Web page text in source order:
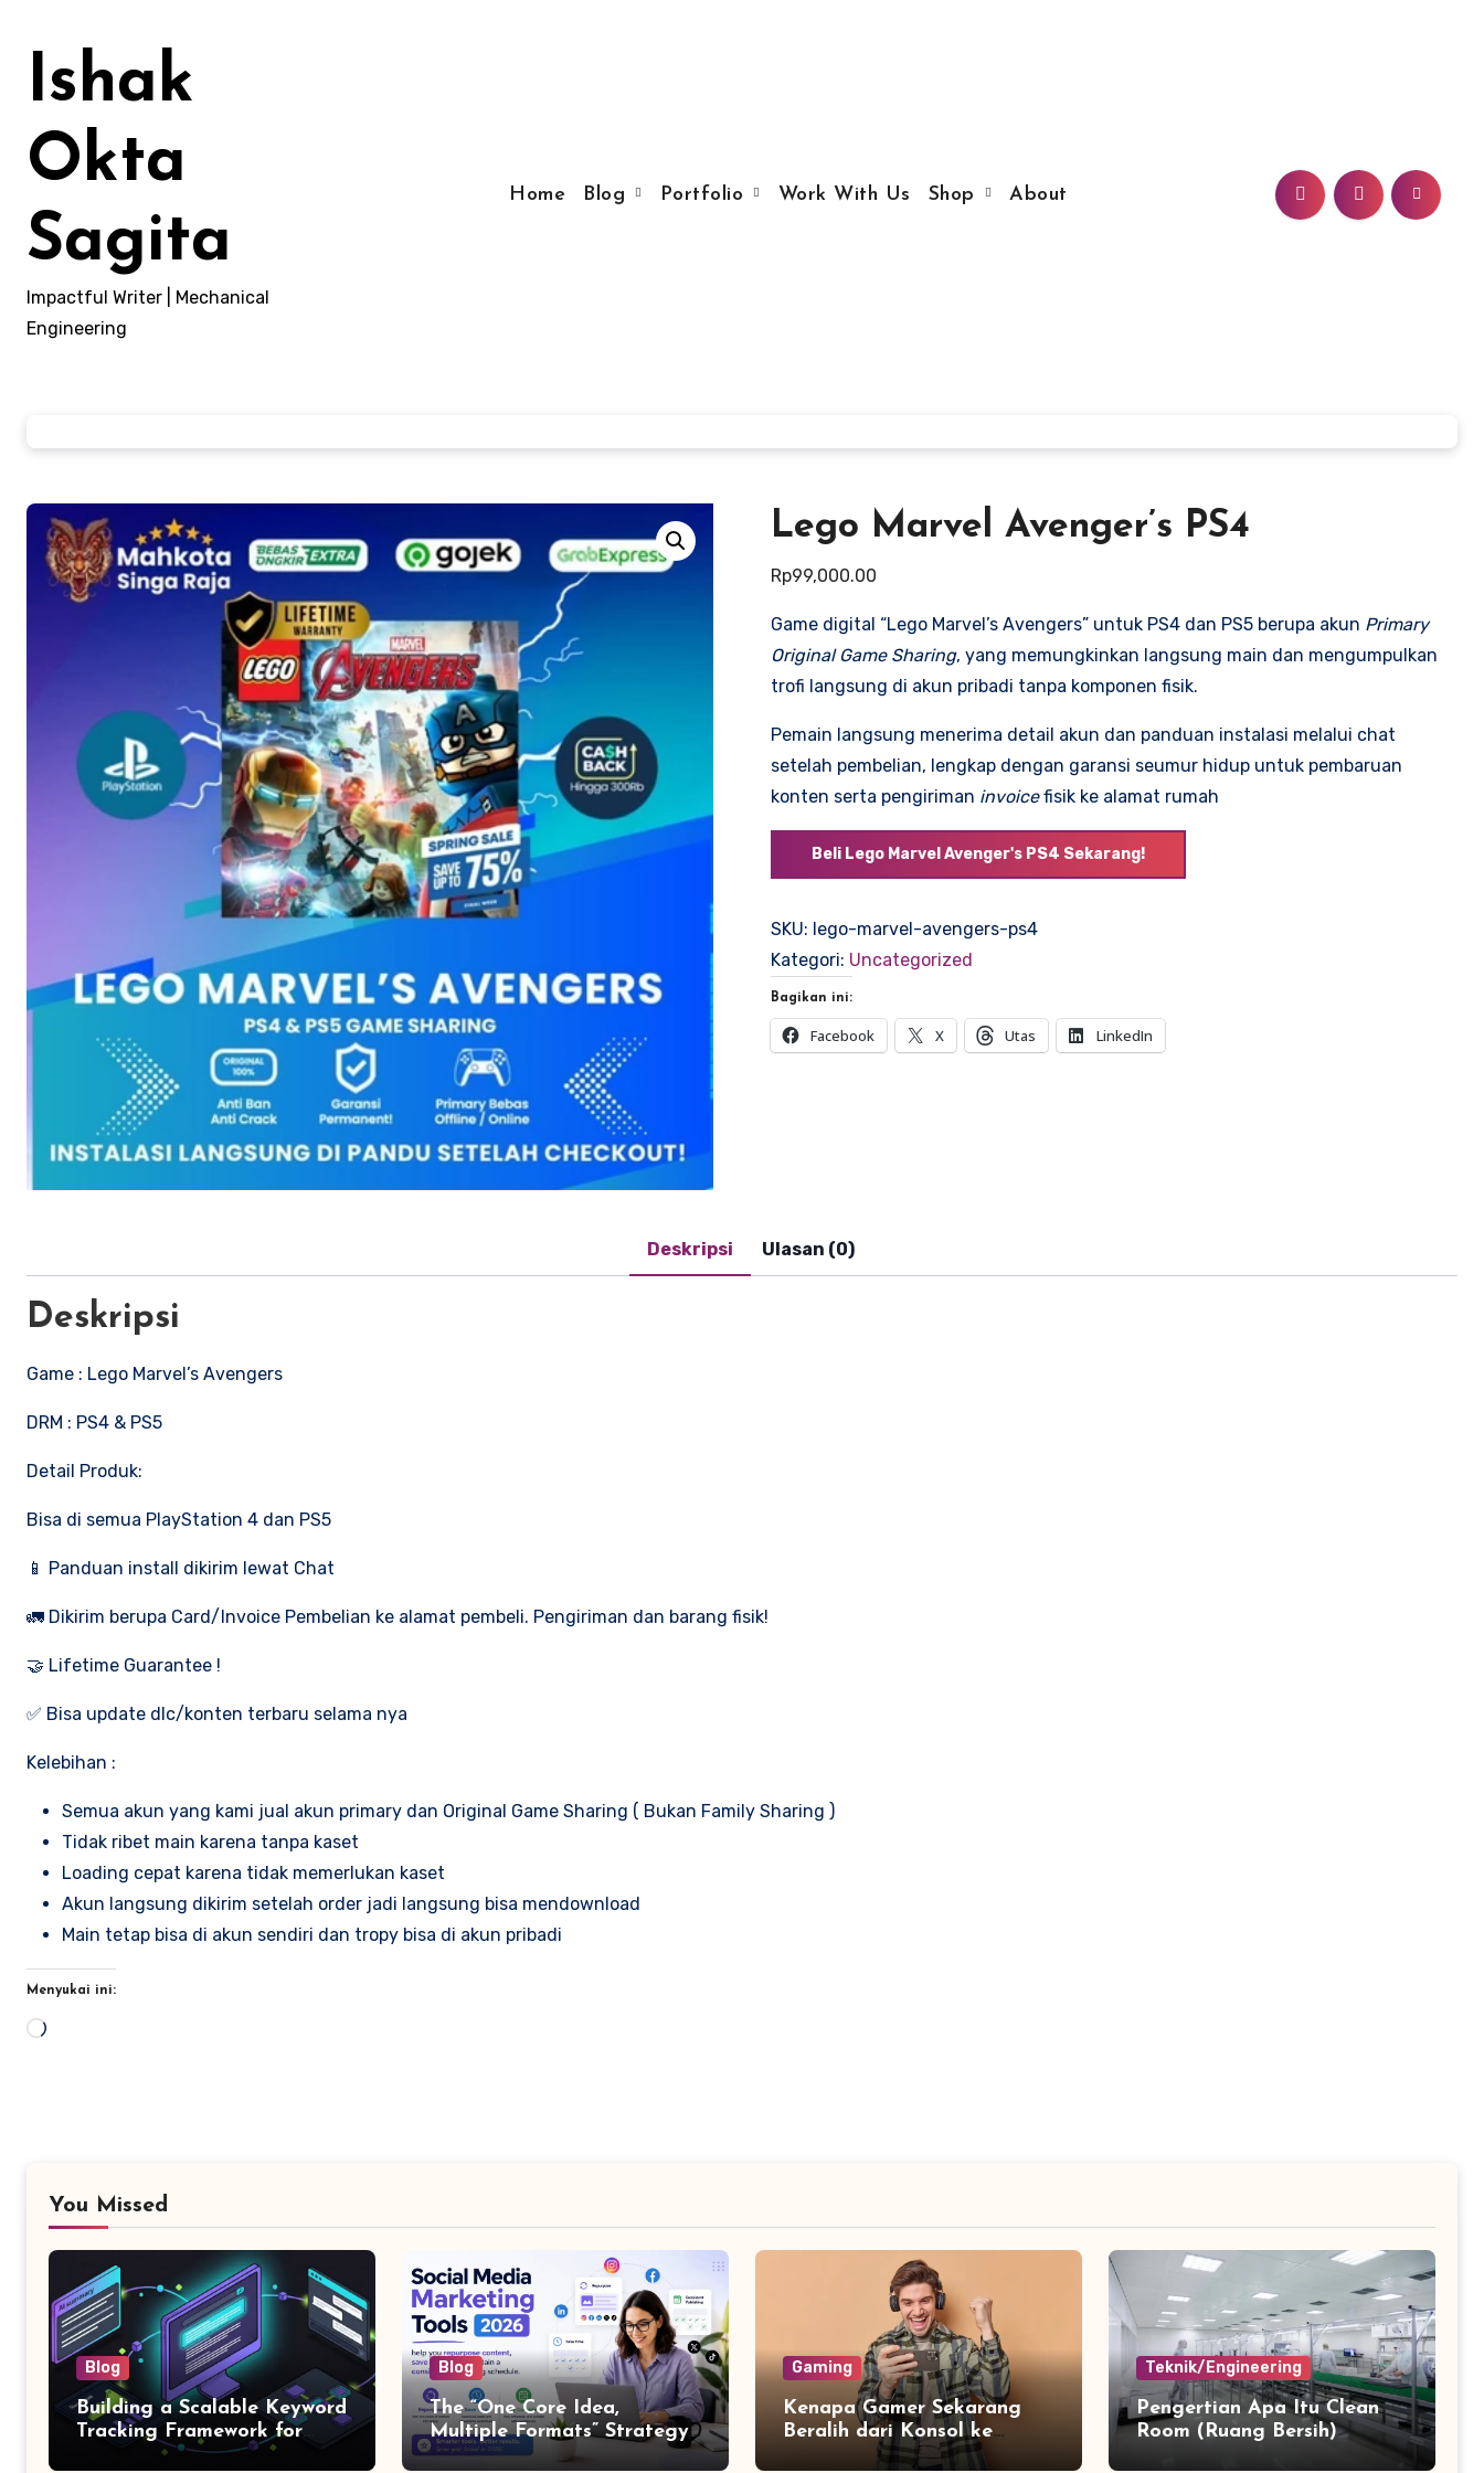
kontenIshak
Okta
Sagita
Impactful Writer | Mechanical
Engineering
Home Blog Portfolio Work With Us Shop About
Lego Marvel Avenger’s PS4
Rp99,000.00
Game digital “Lego Marvel’s Avengers” untuk PS4 dan PS5 berupa akun Primary
Original Game Sharing, yang memungkinkan langsung main dan mengumpulkan
trofi langsung di akun pribadi tanpa komponen fisik.
Pemain langsung menerima detail akun dan panduan instalasi melalui chat
setelah pembelian, lengkap dengan garansi seumur hidup untuk pembaruan
konten serta pengiriman invoicefisik ke alamat rumah
Beli Lego Marvel Avenger's PS4 Sekarang!
SKU: lego-marvel-avengers-ps4
Kategori: Uncategorized
Bagikan ini:
Facebook X Utas LinkedIn
Deskripsi Ulasan (0)
Deskripsi
Game : Lego Marvel’s Avengers
DRM : PS4 & PS5
Detail Produk:
Bisa di semua PlayStation 4 dan PS5
📱 Panduan install dikirim lewat Chat
🚛 Dikirim berupa Card/Invoice Pembelian ke alamat pembeli. Pengiriman dan barang fisik!
🤝 Lifetime Guarantee !
✅ Bisa update dlc/konten terbaru selama nya
Kelebihan :
Semua akun yang kami jual akun primary dan Original Game Sharing ( Bukan Family Sharing )
Tidak ribet main karena tanpa kaset
Loading cepat karena tidak memerlukan kaset
Akun langsung dikirim setelah order jadi langsung bisa mendownload
Main tetap bisa di akun sendiri dan tropy bisa di akun pribadi
Menyukai ini:
Memuat...
You Missed
Blog
Building a Scalable Keyword
Tracking Framework for
Multi-Client SEO Agencies
Blog
The “One Core Idea,
Multiple Formats” Strategy
for Maximum Content
Gaming
Kenapa Gamer Sekarang
Beralih dari Konsol ke
Mobile Gaming? Ini
Teknik/Engineering
Pengertian Apa Itu Clean
Room (Ruang Bersih)